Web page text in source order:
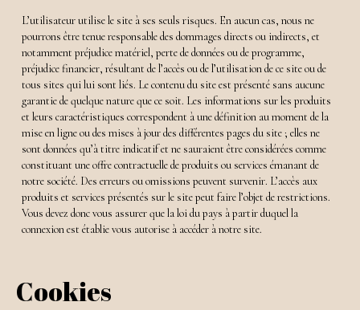
L’utilisateur utilise le site à ses seuls risques. En aucun cas, nous ne
pourrons être tenue responsable des dommages directs ou indirects, et
notamment préjudice matériel, perte de données ou de programme,
préjudice financier, résultant de l’accès ou de l’utilisation de ce site ou de
tous sites qui lui sont liés. Le contenu du site est présenté sans aucune
garantie de quelque nature que ce soit. Les informations sur les produits
et leurs caractéristiques correspondent à une définition au moment de la
mise en ligne ou des mises à jour des différentes pages du site ; elles ne
sont données qu’à titre indicatif et ne sauraient être considérées comme
constituant une offre contractuelle de produits ou services émanant de
notre société. Des erreurs ou omissions peuvent survenir. L’accès aux
produits et services présentés sur le site peut faire l’objet de restrictions.
Vous devez donc vous assurer que la loi du pays à partir duquel la
connexion est établie vous autorise à accéder à notre site.
Cookies